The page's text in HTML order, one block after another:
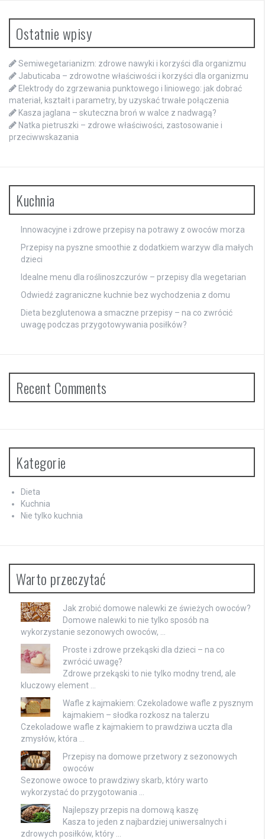
Ostatnie wpisy
Semiwegetarianizm: zdrowe nawyki i korzyści dla organizmu
Jabuticaba – zdrowotne właściwości i korzyści dla organizmu
Elektrody do zgrzewania punktowego i liniowego: jak dobrać
materiał, kształt i parametry, by uzyskać trwałe połączenia
Kasza jaglana – skuteczna broń w walce z nadwagą?
Natka pietruszki – zdrowe właściwości, zastosowanie i
przeciwwskazania
Kuchnia
Innowacyjne i zdrowe przepisy na potrawy z owoców morza
Przepisy na pyszne smoothie z dodatkiem warzyw dla małych
dzieci
Idealne menu dla roślinoszczurów – przepisy dla wegetarian
Odwiedź zagraniczne kuchnie bez wychodzenia z domu
Dieta bezglutenowa a smaczne przepisy – na co zwrócić
uwagę podczas przygotowywania posiłków?
Recent Comments
Kategorie
Dieta
Kuchnia
Nie tylko kuchnia
Warto przeczytać
Jak zrobić domowe nalewki ze świeżych owoców?
Domowe nalewki to nie tylko sposób na
wykorzystanie sezonowych owoców, …
Proste i zdrowe przekąski dla dzieci – na co
zwrócić uwagę?
Zdrowe przekąski to nie tylko modny trend, ale
kluczowy element …
Wafle z kajmakiem: Czekoladowe wafle z pysznym
kajmakiem – słodka rozkosz na talerzu
Czekoladowe wafle z kajmakiem to prawdziwa uczta dla
zmysłów, która …
Przepisy na domowe przetwory z sezonowych
owoców
Sezonowe owoce to prawdziwy skarb, który warto
wykorzystać do przygotowania …
Najlepszy przepis na domową kaszę
Kasza to jeden z najbardziej uniwersalnych i
zdrowych posiłków, który …